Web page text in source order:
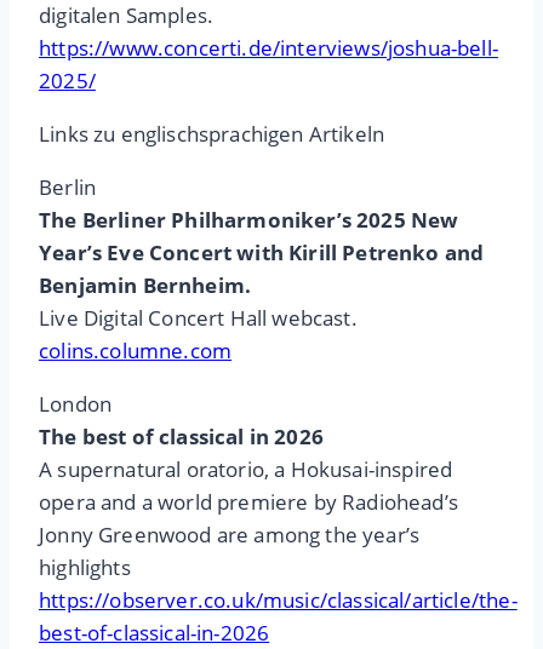
digitalen Samples.
https://www.concerti.de/interviews/joshua-bell-
2025/
Links zu englischsprachigen Artikeln
Berlin
The Berliner Philharmoniker’s 2025 New
Year’s Eve Concert with Kirill Petrenko and
Benjamin Bernheim.
Live Digital Concert Hall webcast.
colins.columne.com
London
The best of classical in 2026
A supernatural oratorio, a Hokusai-inspired
opera and a world premiere by Radiohead’s
Jonny Greenwood are among the year’s
highlights
https://observer.co.uk/music/classical/article/the-
best-of-classical-in-2026